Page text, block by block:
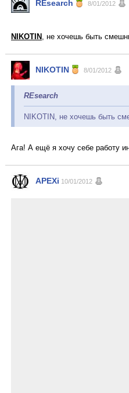
REsearch 8/01/2012
NIKOTIN , не хочешь быть
NIKOTIN 8/01/2012
REsearch
NIKOTIN, не хочешь быть
Ага! А ещё я хочу себе работу
APEXi 10/01/2012